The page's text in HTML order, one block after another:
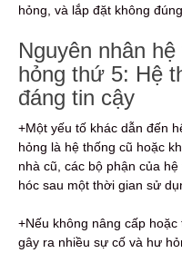
hỏng, và lắp đặt không
Nguyên nhân
hỏng thứ 5: Hệ
đáng tin cậy
+Một yếu tố khác dẫn đến
hỏng là hệ thống cũ hoặc
nhà cũ, các bộ phận của
hóc sau một thời gian sử
+Nếu không nâng cấp
gây ra nhiều sự cố và hư